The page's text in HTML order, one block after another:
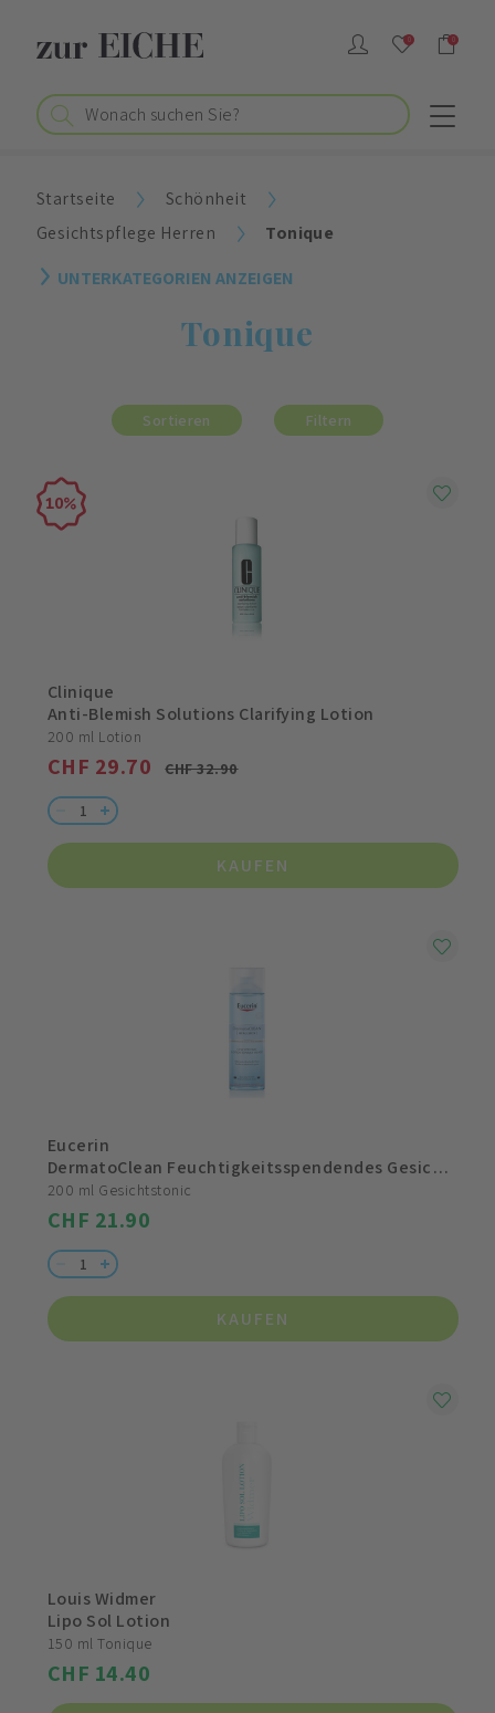
0 0
Startseite
Schönheit
Gesichtspflege Herren
Tonique
UNTERKATEGORIEN ANZEIGEN
Tonique
Sortieren Filtern
10
Clinique
Anti-Blemish Solutions Clarifying Lotion
200 ml Lotion
CHF 32.90
CHF 29.70
KAUFEN
Eucerin
DermatoClean Feuchtigkeitsspendendes Gesichtstonic
200 ml Gesichtstonic
CHF 21.90
KAUFEN
Louis Widmer
Lipo Sol Lotion
150 ml Tonique
CHF 14.40